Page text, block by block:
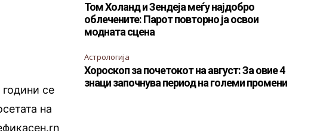
се
на
Том Холанд и Зендеја меѓу најдобро
облечените: Парот повторно ја освои
модната сцена
Астрологија
Хороскоп за почетокот на август: За овие 4
знаци започнува период на големи промени